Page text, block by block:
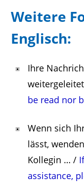
Weitere
Englisch:
Ihre
be read nor
Wenn sich
lässt,
Kollegin … /
assistance,